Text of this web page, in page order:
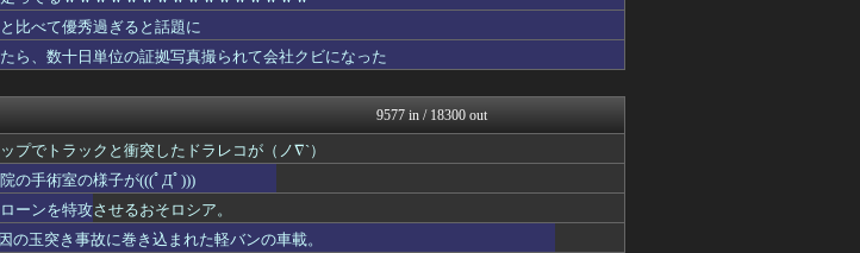
ンツを脱いでしまうｗｗｗwｗｗｗｗ...
なんJミュージアム
達って感じで性的な目では見れない...
高速鉄道の最終処分に日本側騒然、国...
U-1 NEWS.
申」三重県「差別に当たらず、公表す...
おーるじゃんる
や生き急いでダッシュするソロが...
馬鳥速報
ぶる速-VIP
おうち速報
イエット法教えてあげる
ライバー」ほか【本日予約開始！...
fig速
！！
あじあニュースちゃんねる
して「俺が一番偉いってわかって、お...
比べて優秀過ぎると話題に
ら、数十日単位の証拠写真撮られて会社クビになった
9577 in / 18300 out
プでトラックと衝突したドラレコが（ノ∇`）
の手術室の様子が(((ﾟДﾟ)))
ーンを特攻させるおそロシア。
の玉突き事故に巻き込まれた軽バンの車載。